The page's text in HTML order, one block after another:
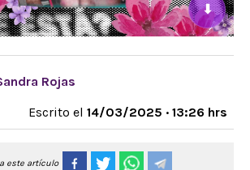
⬇
Rojas
Escrito el 14/03/2025 · 13:26 hrs
este artículo